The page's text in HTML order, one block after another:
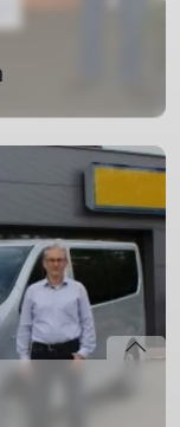
Gangkofen
über neue